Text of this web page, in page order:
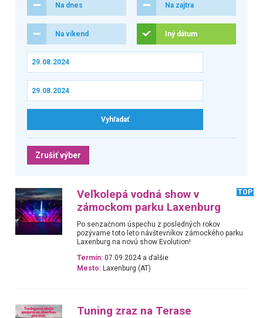
Na dnes Na zajtra
Na víkend Iný dátum
Zrušiť výber
Veľkolepá vodná show v
zámockom parku Laxenburg
TOP
Po senzačnom úspechu z posledných rokov
pozývame toto leto návštevníkov zámockého parku
Laxenburg na novú show Evolution!
Termín: 07.09.2024 a ďalšie
Mesto: Laxenburg (AT)
Tuning zraz na Terase